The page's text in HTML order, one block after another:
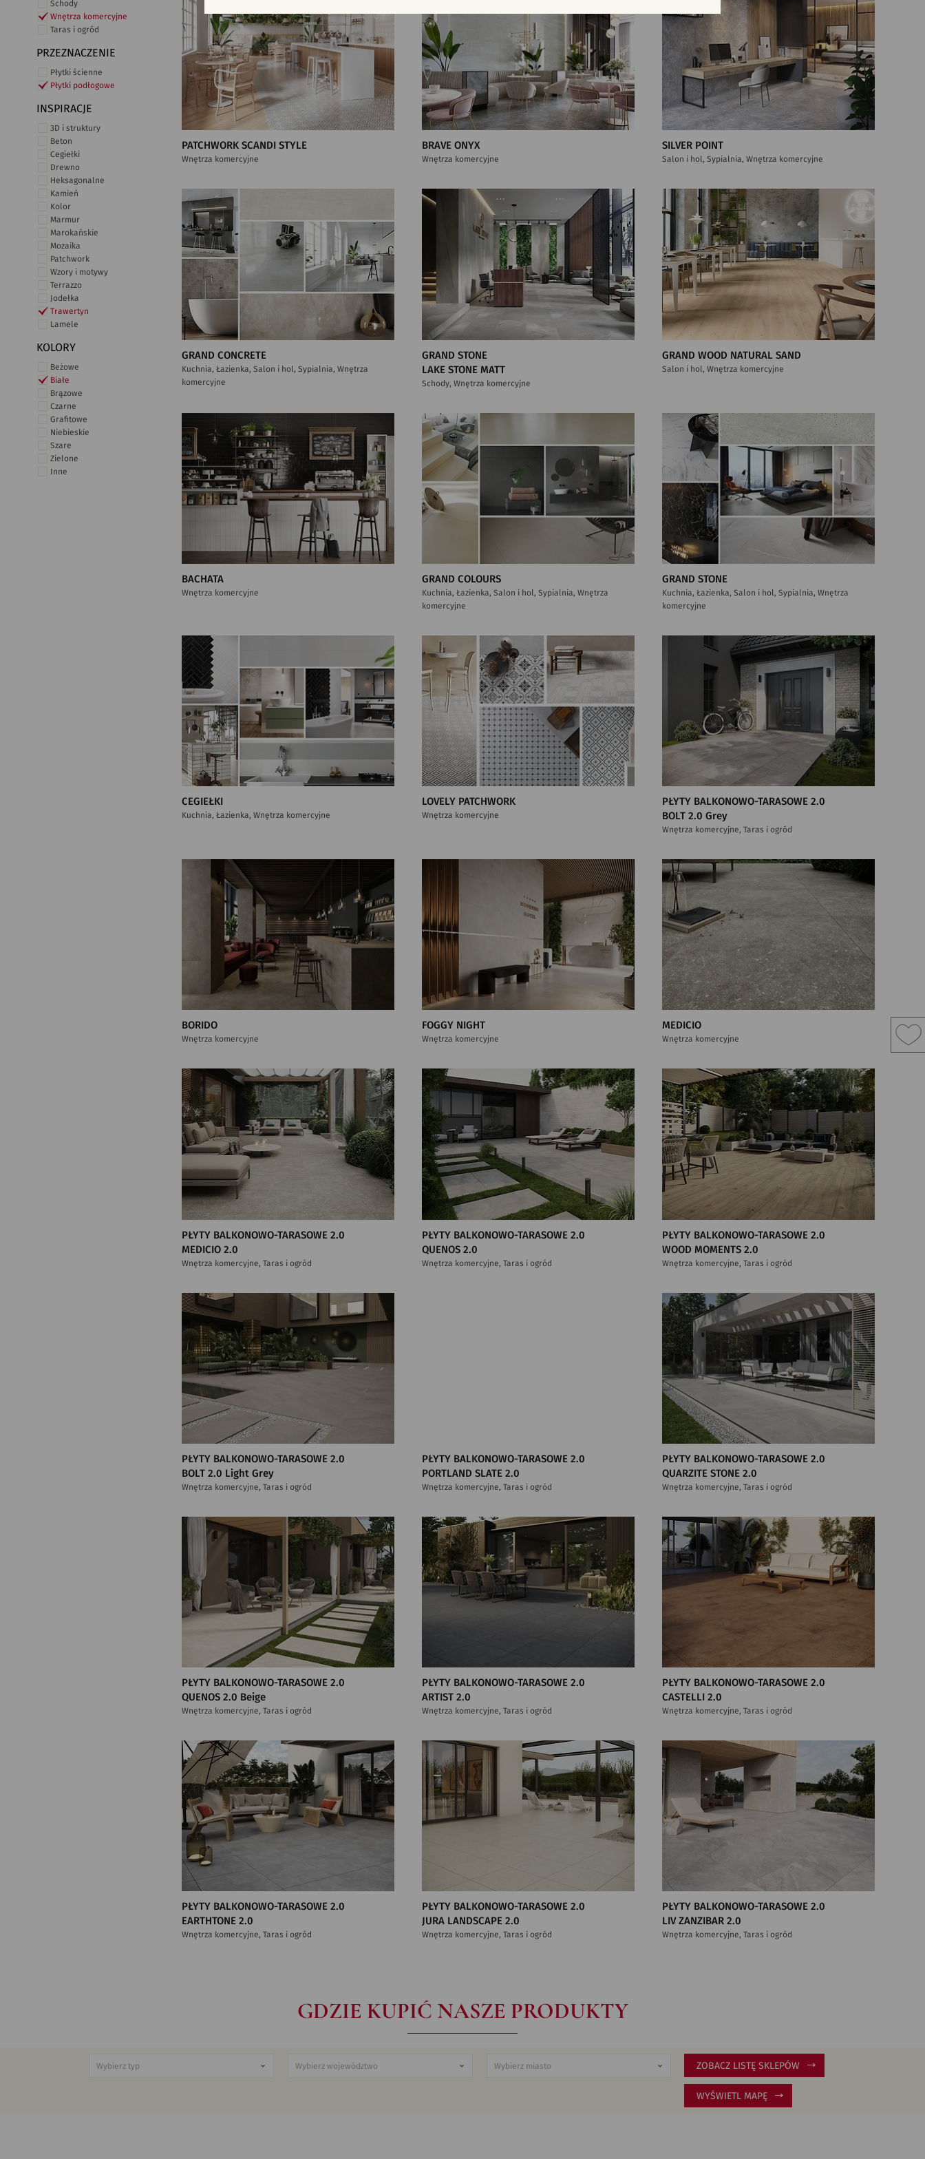
Schody
Wnętrza komercyjne
Taras i ogród
PRZEZNACZENIE
Płytki ścienne
Płytki podłogowe
INSPIRACJE
3D i struktury
Beton
Cegiełki
Drewno
Heksagonalne
Kamień
Kolor
Marmur
Marokańskie
Mozaika
Patchwork
Wzory i motywy
Terrazzo
Jodełka
Trawertyn
Lamele
KOLORY
Beżowe
Białe
Brązowe
Czarne
Grafitowe
Niebieskie
Szare
Zielone
Inne
PATCHWORK SCANDI STYLE
Wnętrza komercyjne
BRAVE ONYX
Wnętrza komercyjne
SILVER POINT
Salon i hol, Sypialnia, Wnętrza komercyjne
GRAND CONCRETE
Kuchnia, Łazienka, Salon i hol, Sypialnia, Wnętrza
komercyjne
GRAND STONE
LAKE STONE MATT
Schody, Wnętrza komercyjne
GRAND WOOD NATURAL SAND
Salon i hol, Wnętrza komercyjne
BACHATA
Wnętrza komercyjne
GRAND COLOURS
Kuchnia, Łazienka, Salon i hol, Sypialnia, Wnętrza
komercyjne
GRAND STONE
Kuchnia, Łazienka, Salon i hol, Sypialnia, Wnętrza
komercyjne
CEGIEŁKI
Kuchnia, Łazienka, Wnętrza komercyjne
LOVELY PATCHWORK
Wnętrza komercyjne
PŁYTY BALKONOWO-TARASOWE 2.0
BOLT 2.0 Grey
Wnętrza komercyjne, Taras i ogród
BORIDO
Wnętrza komercyjne
FOGGY NIGHT
Wnętrza komercyjne
MEDICIO
Wnętrza komercyjne
PŁYTY BALKONOWO-TARASOWE 2.0
MEDICIO 2.0
Wnętrza komercyjne, Taras i ogród
PŁYTY BALKONOWO-TARASOWE 2.0
QUENOS 2.0
Wnętrza komercyjne, Taras i ogród
PŁYTY BALKONOWO-TARASOWE 2.0
WOOD MOMENTS 2.0
Wnętrza komercyjne, Taras i ogród
PŁYTY BALKONOWO-TARASOWE 2.0
BOLT 2.0 Light Grey
Wnętrza komercyjne, Taras i ogród
PŁYTY BALKONOWO-TARASOWE 2.0
PORTLAND SLATE 2.0
Wnętrza komercyjne, Taras i ogród
PŁYTY BALKONOWO-TARASOWE 2.0
QUARZITE STONE 2.0
Wnętrza komercyjne, Taras i ogród
PŁYTY BALKONOWO-TARASOWE 2.0
QUENOS 2.0 Beige
Wnętrza komercyjne, Taras i ogród
PŁYTY BALKONOWO-TARASOWE 2.0
ARTIST 2.0
Wnętrza komercyjne, Taras i ogród
PŁYTY BALKONOWO-TARASOWE 2.0
CASTELLI 2.0
Wnętrza komercyjne, Taras i ogród
PŁYTY BALKONOWO-TARASOWE 2.0
EARTHTONE 2.0
Wnętrza komercyjne, Taras i ogród
PŁYTY BALKONOWO-TARASOWE 2.0
JURA LANDSCAPE 2.0
Wnętrza komercyjne, Taras i ogród
PŁYTY BALKONOWO-TARASOWE 2.0
LIV ZANZIBAR 2.0
Wnętrza komercyjne, Taras i ogród
GDZIE KUPIĆ NASZE PRODUKTY
ZOBACZ LISTĘ SKLEPÓW
WYŚWIETL MAPĘ